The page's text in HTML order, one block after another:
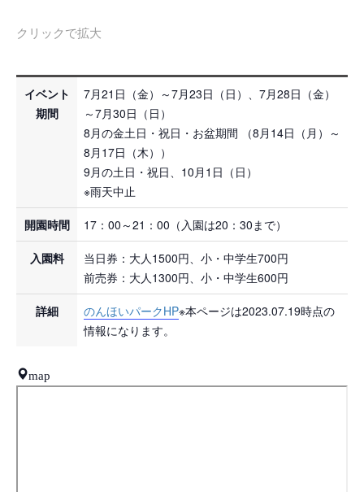
クリックで拡大
イベント
期間
7月21日（金）～7月23日（日）、7月28日（金）
～7月30日（日）
8月の金土日・祝日・お盆期間 （8月14日（月）～
8月17日（木））
9月の土日・祝日、10月1日（日）
※雨天中止
開園時間 17：00～21：00（入園は20：30まで）
入園料
当日券：大人1500円、小・中学生700円
前売券：大人1300円、小・中学生600円
詳細 のんほいパークHP※本ページは2023.07.19時点の
情報になります。
map